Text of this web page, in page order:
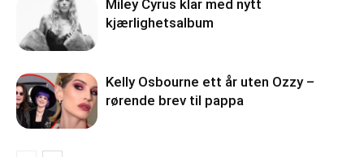
Miley Cyrus klar med nytt
kjærlighetsalbum
Kelly Osbourne ett år uten Ozzy –
rørende brev til pappa